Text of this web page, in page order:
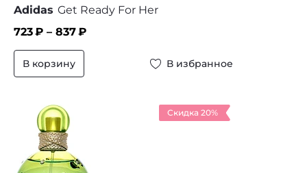
Adidas Get Ready For Her
723₽ – 837₽
В корзину В избранное
Скидка 20%